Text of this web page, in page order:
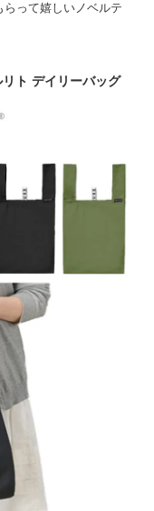
って嬉しいノベルテ
リト デイリーバッグ